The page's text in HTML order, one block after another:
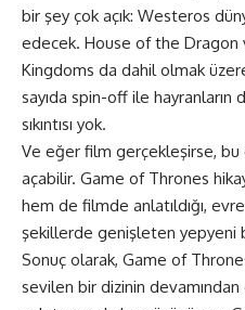
bir şey çok açık: Westeros
edecek. House of the
Kingdoms da dahil olmak
sayıda spin-off ile
sıkıntısı yok.
Ve eğer film gerçekleşirse, bu
açabilir. Game of Thrones
hem de filmde anlatıldığı,
şekillerde genişleten yepyeni
Sonuç olarak, Game of
sevilen bir dizinin devamından